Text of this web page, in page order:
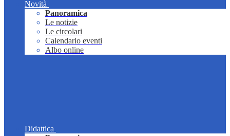
Novità
Panoramica
Le notizie
Le circolari
Calendario eventi
Albo online
Didattica